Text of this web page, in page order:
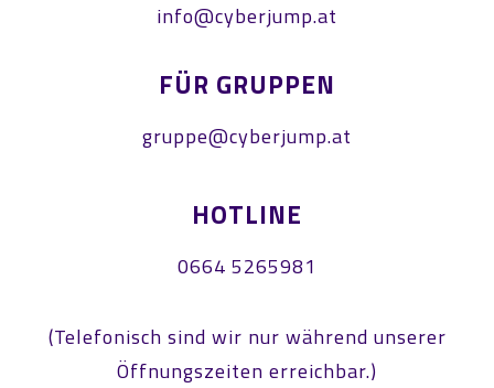
info@cyberjump.at
FÜR GRUPPEN
gruppe@cyberjump.at
HOTLINE
0664 5265981
(Telefonisch sind wir nur während unserer
Öffnungszeiten erreichbar.)